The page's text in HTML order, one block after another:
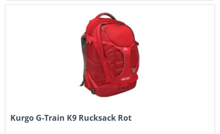
Kurgo G-Train K9 Rucksack Rot